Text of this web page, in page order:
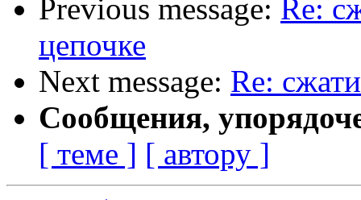
Previous message: Re:
цепочке
Next message: Re:
Сообщения,
[ теме ] [ автору ]